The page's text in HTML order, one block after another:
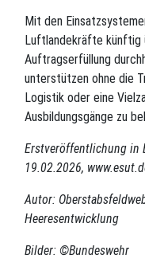
Mit den
Luftlandekräfte künftig
Auftragserfüllung
unterstützen ohne die
Logistik oder eine
Ausbildungsgänge zu
Erstveröffentlichung in
19.02.2026,
Autor:
Heeresentwicklung
Bilder: ©Bundeswehr